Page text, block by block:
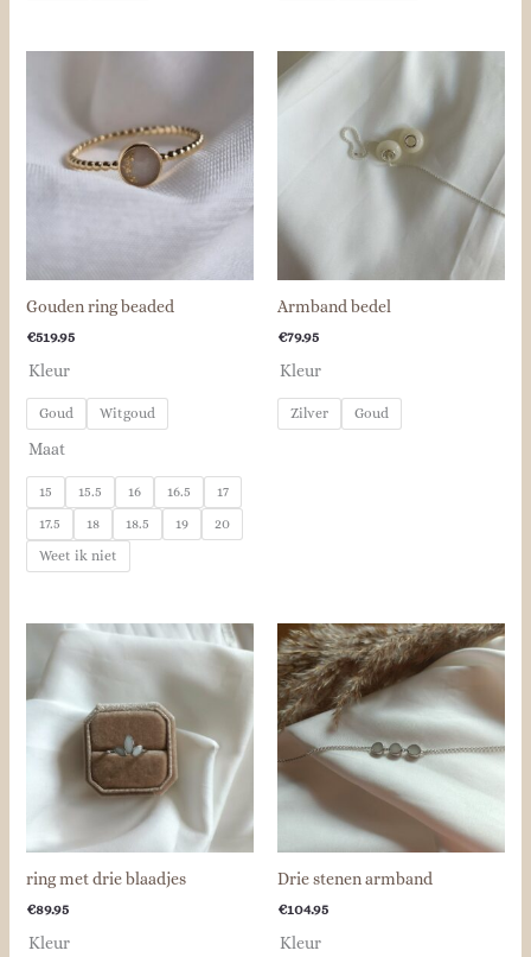
Gouden ring beaded
€519.95
Kleur
Goud Witgoud
Maat
15 15.5 16 16.5
17
17.5
18 18.5 19
20
Weet ik niet
Armband bedel
€79.95
Kleur
Zilver Goud
ring met drie blaadjes
€89.95
Kleur
Drie stenen armband
€104.95
Kleur